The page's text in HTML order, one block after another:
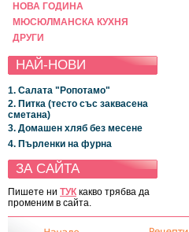
НОВА ГОДИНА
МЮСЮЛМАНСКА КУХНЯ
ДРУГИ
НАЙ-НОВИ
1. Салата "Ропотамо"
2. Питка (тесто със заквасена
сметана)
3. Домашен хляб без месене
4. Пърленки на фурна
ЗА САЙТА
Пишете ни ТУК какво трябва да
променим в сайта.